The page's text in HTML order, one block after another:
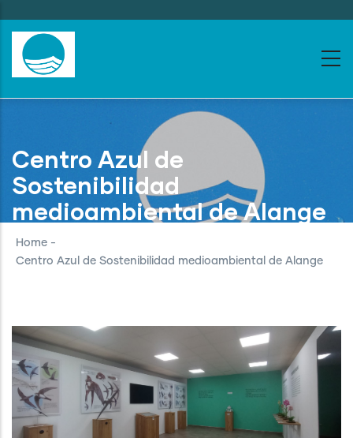
to
main
content
Centro Azul de
Sostenibilidad
medioambiental de Alange
Home -
Centro Azul de Sostenibilidad medioambiental de Alange